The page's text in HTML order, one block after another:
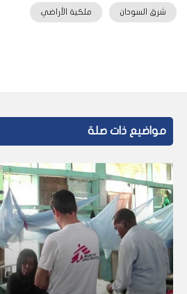
شرق السودان ملكية الأراضي
مواضيع ذات صلة